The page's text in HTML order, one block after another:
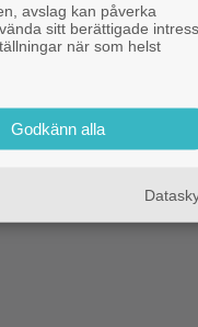
avslag kan påverka
sitt berättigade
när som helst
Godkänn alla